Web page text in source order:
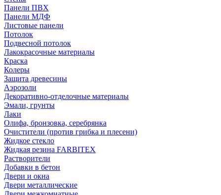
Панели ПВХ
Панели МДФ
Листовые панели
Потолок
Подвесной потолок
Лакокрасочные материалы
Краска
Колеры
Защита древесины
Аэрозоли
Декоративно-отделочные материалы
Эмали, грунты
Лаки
Олифа, бронзовка, серебрянка
Очистители (против грибка и плесени)
Жидкое стекло
Жидкая резина FARBITEX
Растворители
Добавки в бетон
Двери и окна
Двери металлические